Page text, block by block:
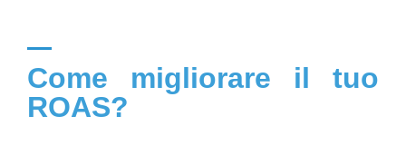
Come migliorare il tuo
ROAS?